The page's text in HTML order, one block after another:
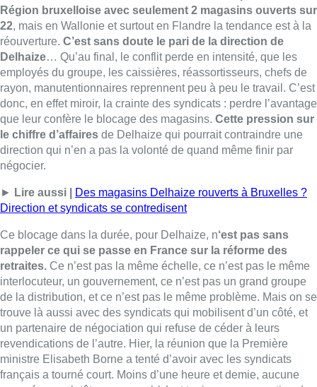
► Lire aussi |
Des magasins Delhaize rouverts à Bruxelles ?
Direction et syndicats se contredisent
Ce blocage dans la durée, pour Delhaize, n ‘est pas sans
rappeler ce qui se passe en France sur la réforme des
retraites.Ce n’est pas la même échelle, ce n’est pas le même
interlocuteur, un gouvernement, ce n’est pas un grand groupe
de la distribution, et ce n’est pas le même problème. Mais on se
trouve là aussi avec des syndicats qui mobilisent d’un côté, et
un partenaire de négociation qui refuse de céder à leurs
revendications de l’autre. Hier, la réunion que la Première
ministre Elisabeth Borne a tenté d’avoir avec les syndicats
français a tourné court. Moins d’une heure et demie, aucune
avancée, ou plutôt aucun recul (c’est toujours une question de
point de vue) du gouvernement sur son projet de réforme des
retraites. Les syndicats ont clairement parlé d’échec en sortant,
certain osant même l’expression de “crise démocratique.”
► Notre dossier complet sur le conflit social chez Delhaize
Crise démocratique en France, crise de la franchise en
Belgique, où l’objectif est de faire glisser des emplois d’une
commission paritaire à l’autre pour faire baisser les coûts
salariaux, avec la crainte que le procédé se répète entreprise
après entreprise.On peut tirer quelques parallèles entre ces
deux conflits majeurs : d’abord le front commun des syndicats